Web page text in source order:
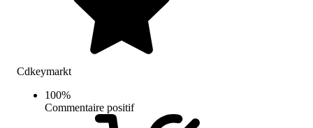
Cdkeymarkt
100%
Commentaire positif